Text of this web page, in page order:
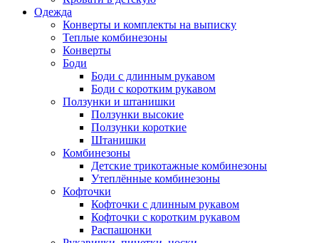
Одежда
Конверты и комплекты на выписку
Теплые комбинезоны
Конверты
Боди
Боди с длинным рукавом
Боди с коротким рукавом
Ползунки и штанишки
Ползунки высокие
Ползунки короткие
Штанишки
Комбинезоны
Детские трикотажные комбинезоны
Утеплённые комбинезоны
Кофточки
Кофточки с длинным рукавом
Кофточки с коротким рукавом
Распашонки